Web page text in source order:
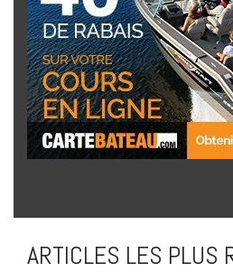
ARTICLES LES PLUS